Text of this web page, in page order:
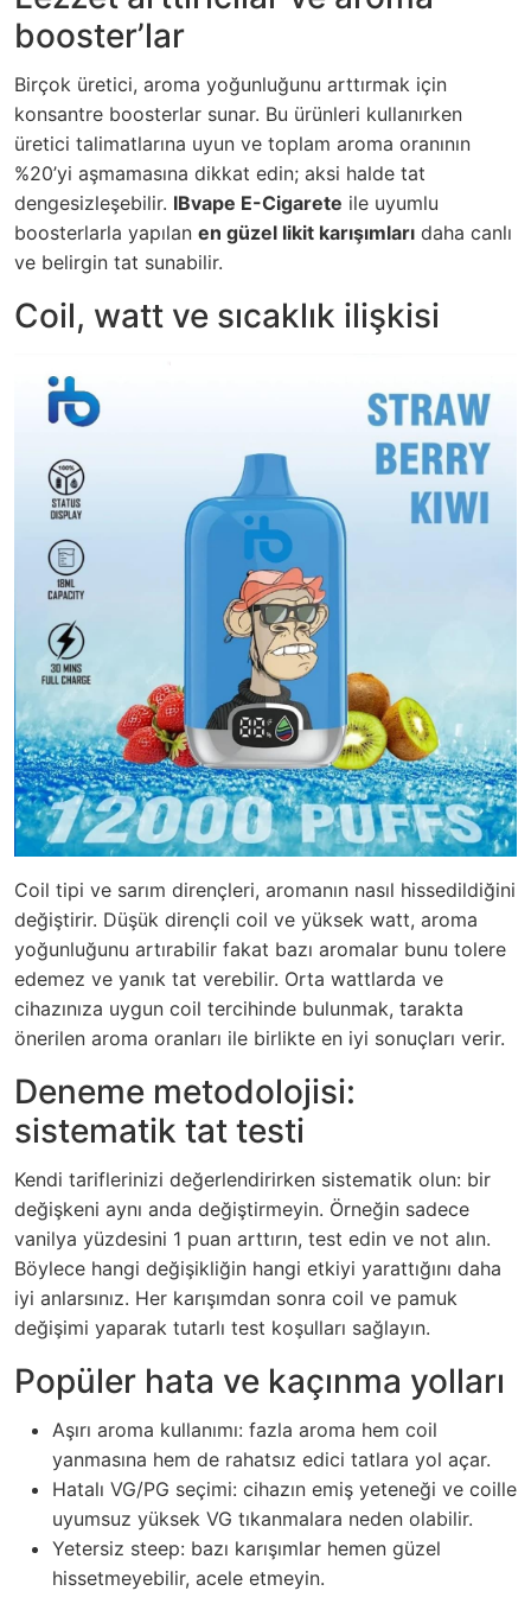
booster’lar
Birçok üretici, aroma yoğunluğunu arttırmak için
konsantre boosterlar sunar. Bu ürünleri kullanırken
üretici talimatlarına uyun ve toplam aroma oranının
%20’yi aşmamasına dikkat edin; aksi halde tat
dengesizleşebilir. IBvape E-Cigarete ile uyumlu
boosterlarla yapılan en güzel likit karışımları daha canlı
ve belirgin tat sunabilir.
Coil, watt ve sıcaklık ilişkisi
Coil tipi ve sarım dirençleri, aromanın nasıl hissedildiğini
değiştirir. Düşük dirençli coil ve yüksek watt, aroma
yoğunluğunu artırabilir fakat bazı aromalar bunu tolere
edemez ve yanık tat verebilir. Orta wattlarda ve
cihazınıza uygun coil tercihinde bulunmak, tarakta
önerilen aroma oranları ile birlikte en iyi sonuçları verir.
Deneme metodolojisi:
sistematik tat testi
Kendi tariflerinizi değerlendirirken sistematik olun: bir
değişkeni aynı anda değiştirmeyin. Örneğin sadece
vanilya yüzdesini 1 puan arttırın, test edin ve not alın.
Böylece hangi değişikliğin hangi etkiyi yarattığını daha
iyi anlarsınız. Her karışımdan sonra coil ve pamuk
değişimi yaparak tutarlı test koşulları sağlayın.
Popüler hata ve kaçınma yolları
Aşırı aroma kullanımı: fazla aroma hem coil
yanmasına hem de rahatsız edici tatlara yol açar.
Hatalı VG/PG seçimi: cihazın emiş yeteneği ve coille
uyumsuz yüksek VG tıkanmalara neden olabilir.
Yetersiz steep: bazı karışımlar hemen güzel
hissetmeyebilir, acele etmeyin.